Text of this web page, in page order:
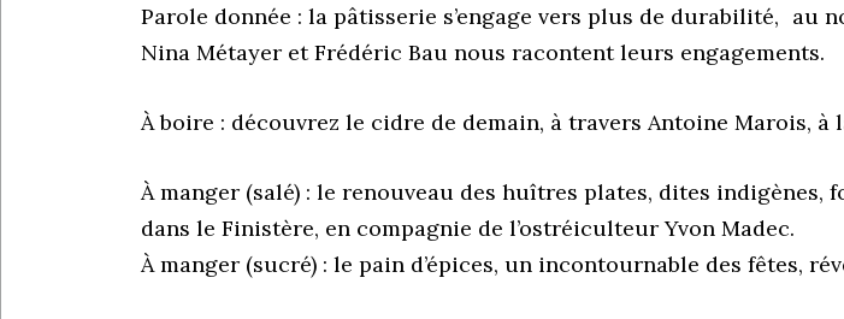
Parole donnée : la pâtisserie s’engage vers plus de durabilité, au
Nina Métayer et Frédéric Bau nous racontent leurs engagements.
À boire : découvrez le cidre de demain, à travers Antoine Marois, à
À manger (salé) : le renouveau des huîtres plates, dites
dans le Finistère, en compagnie de l’ostréiculteur Yvon Madec.
À manger (sucré) : le pain d’épices, un incontournable des fêtes,